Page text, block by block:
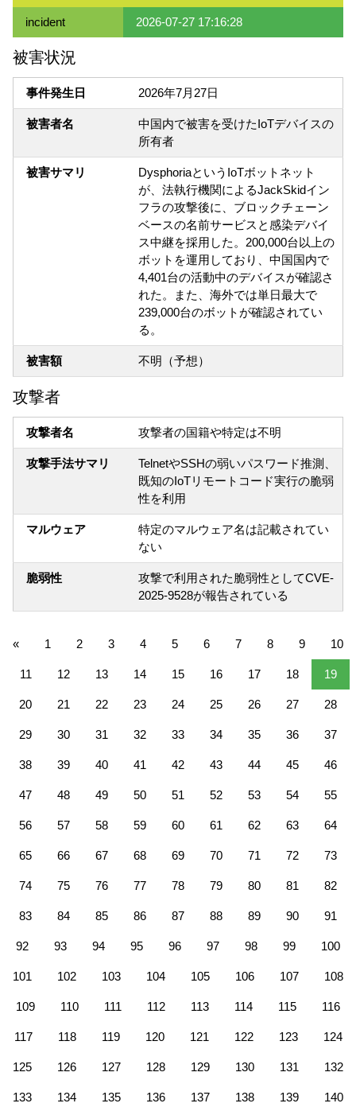
incident 2026-07-27 17:16:28
被害状況
事件発生日 2026年7月27日
被害者名
中国内で被害を受けたIoTデバイスの
所有者
被害サマリ
DysphoriaというIoTボットネット
が、法執行機関によるJackSkidイン
フラの攻撃後に、ブロックチェーン
ベースの名前サービスと感染デバイ
ス中継を採用した。200,000台以上の
ボットを運用しており、中国国内で
4,401台の活動中のデバイスが確認さ
れた。また、海外では単日最大で
239,000台のボットが確認されてい
る。
被害額 不明（予想）
攻撃者
攻撃者名 攻撃者の国籍や特定は不明
攻撃手法サマリ
TelnetやSSHの弱いパスワード推測、
既知のIoTリモートコード実行の脆弱
性を利用
マルウェア
特定のマルウェア名は記載されてい
ない
脆弱性
攻撃で利用された脆弱性としてCVE-
2025-9528が報告されている
« 1 2 3 4 5 6 7 8 9 10
11 12 13 14 15 16 17 18 19
20 21 22 23 24 25 26 27 28
29 30 31 32 33 34 35 36 37
38 39 40 41 42 43 44 45 46
47 48 49 50 51 52 53 54 55
56 57 58 59 60 61 62 63 64
65 66 67 68 69 70 71 72 73
74 75 76 77 78 79 80 81 82
83 84 85 86 87 88 89 90 91
92 93 94 95 96 97 98 99 100
101 102 103 104 105 106 107 108
109 110 111 112 113 114 115 116
117 118 119 120 121 122 123 124
125 126 127 128 129 130 131 132
133 134 135 136 137 138 139 140